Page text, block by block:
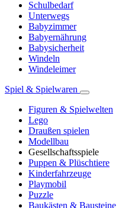
Schulbedarf
Unterwegs
Babyzimmer
Babyernährung
Babysicherheit
Windeln
Windeleimer
Spiel & Spielwaren
Figuren & Spielwelten
Lego
Draußen spielen
Modellbau
Gesellschaftsspiele
Puppen & Plüschtiere
Kinderfahrzeuge
Playmobil
Puzzle
Baukästen & Bausteine